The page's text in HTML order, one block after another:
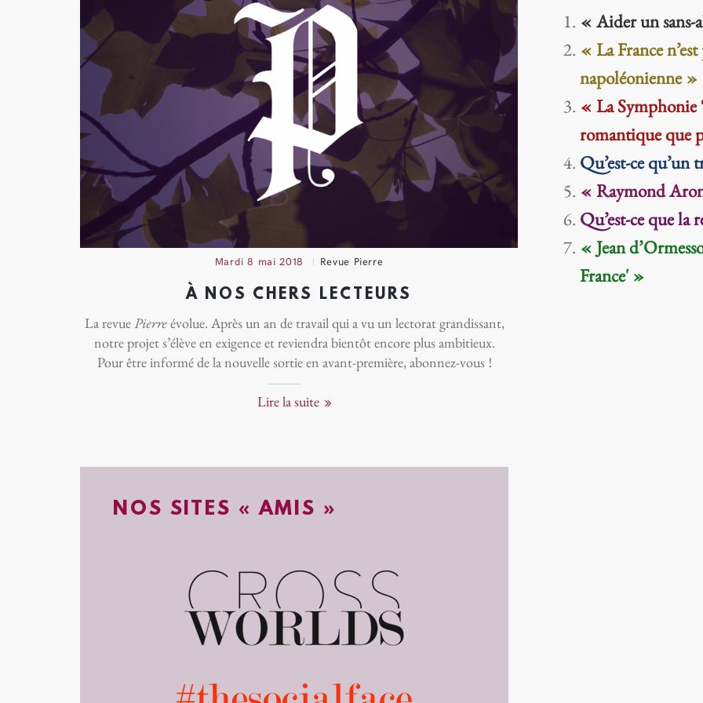
mardi 8 mai 2018 Revue Pierre
À NOS CHERS LECTEURS
La revuePierreévolue. Après un an de travail qui a vu un lectorat grandissant,
notre projet s’élève en exigence et reviendra bientôt encore plus ambitieux.
Pour être informé de la nouvelle sortie en avant-première, abonnez-vous !
Lire la suite
« Aider un sans-
« La France
napoléonienne »
« La Symphonie
romantique que
Qu’est-ce qu’un
« Raymond
Qu’est-ce que la
« Jean
France' »
lundi 14 août 2017 Revue Pierre
NOS SITES « AMIS »